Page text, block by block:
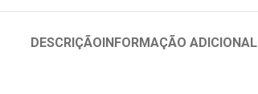
DESCRIÇÃOINFORMAÇÃO ADICIONAL